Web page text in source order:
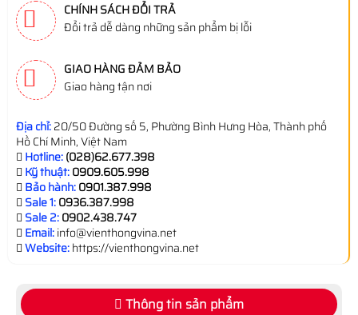
CHÍNH SÁCH ĐỔI TRẢ
Đổi trả dễ dàng những sản phẩm bị lỗi
GIAO HÀNG ĐẢM BẢO
Giao hàng tận nơi
Địa chỉ:20/50 Đường số 5, Phường Bình Hưng Hòa, Thành phố
Hồ Chí Minh, Việt Nam
Hotline:(028)62.677.398
Kỹ thuật:0909.605.998
Bảo hành:0901.387.998
Sale 1:0936.387.998
Sale 2:0902.438.747
Email:info@vienthongvina.net
Website:https://vienthongvina.net
Thông tin sản phẩm